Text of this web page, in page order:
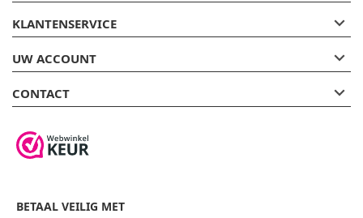
KLANTENSERVICE 
UW ACCOUNT 
CONTACT 
BETAAL VEILIG MET